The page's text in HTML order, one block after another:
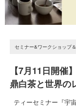
セミナー&ワークショップ
【7月11日開催
鼎白茶と世界の
ティーセミナー『宇